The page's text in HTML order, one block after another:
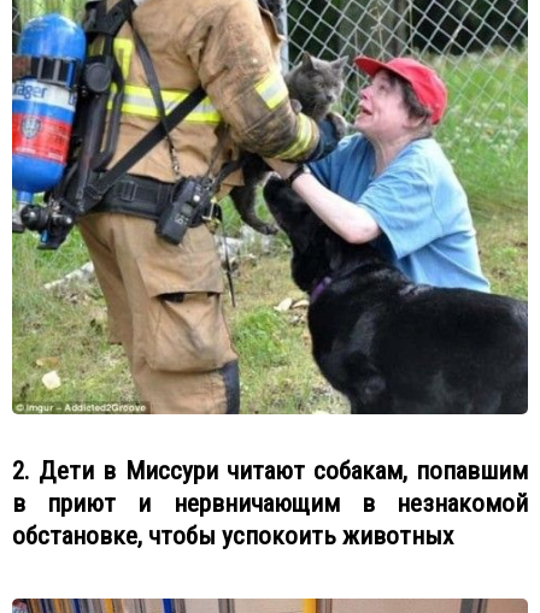
2. Дети в Миссури читают собакам, попавшим
в приют и нервничающим в незнакомой
обстановке, чтобы успокоить животных